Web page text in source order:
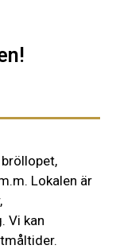
Lokalen är
Vi kan